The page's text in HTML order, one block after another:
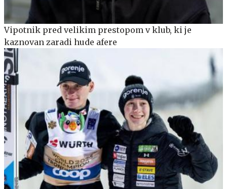
Vipotnik pred velikim prestopom v klub, ki je
kaznovan zaradi hude afere